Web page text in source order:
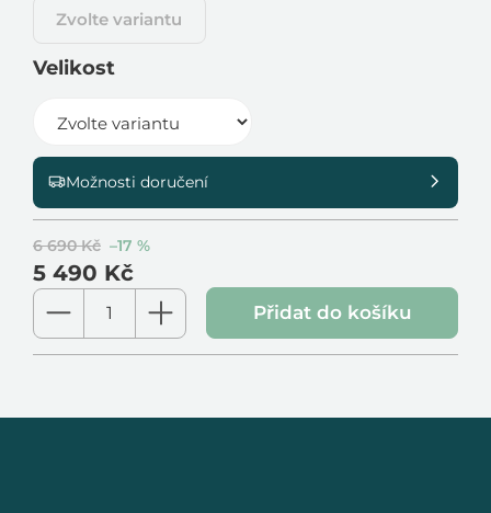
6 690 Kč –17 %
5 490 Kč
Zvolte variantu
Velikost
Možnosti doručení
Přidat do košíku